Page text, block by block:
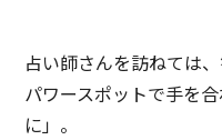
占い師さんを訪ねては
パワースポットで手を
に」。